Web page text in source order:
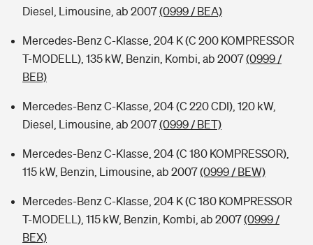
Diesel, Limousine, ab 2007(0999 / BEA)
Mercedes-Benz C-Klasse, 204 K (C 200 KOMPRESSOR
T-MODELL), 135 kW, Benzin, Kombi, ab 2007(0999 /
BEB)
Mercedes-Benz C-Klasse, 204 (C 220 CDI), 120 kW,
Diesel, Limousine, ab 2007(0999 / BET)
Mercedes-Benz C-Klasse, 204 (C 180 KOMPRESSOR),
115 kW, Benzin, Limousine, ab 2007(0999 / BEW)
Mercedes-Benz C-Klasse, 204 K (C 180 KOMPRESSOR
T-MODELL), 115 kW, Benzin, Kombi, ab 2007(0999 /
BEX)